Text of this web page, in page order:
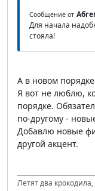
Сообщение от
Для начала
стояла!
А в новом
Я вот не люблю,
порядке.
по-другому -
Добавлю новые
другой акцент.
Летят два